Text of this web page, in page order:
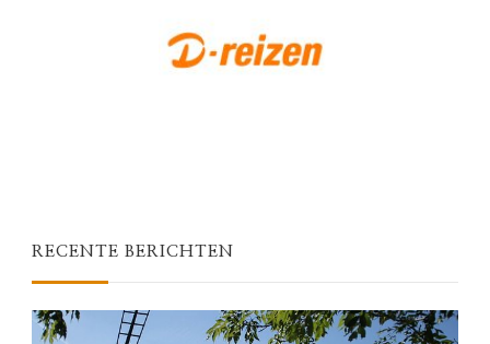
RECENTE BERICHTEN